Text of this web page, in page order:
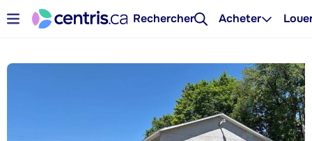
Rechercher Acheter